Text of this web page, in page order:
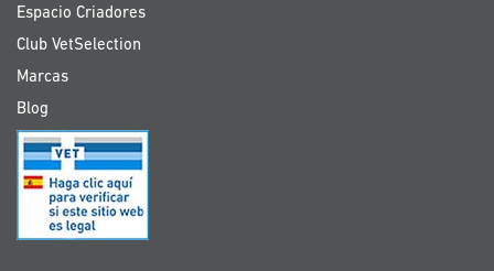
Espacio Criadores
Club VetSelection
Marcas
Blog